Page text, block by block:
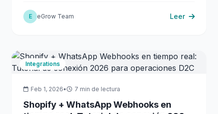
fraude.
E eGrow Team Leer
Integrations
Feb 1, 2026• 7 min de lectura
Shopify + WhatsApp Webhooks en